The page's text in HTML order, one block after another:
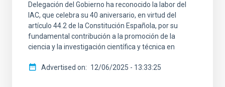
Delegación del Gobierno ha reconocido la labor del
IAC, que celebra su 40 aniversario, en virtud del
artículo 44.2 de la Constitución Española, por su
fundamental contribución a la promoción de la
ciencia y la investigación científica y técnica en
Advertised on 12/06/2025 - 13:33:25